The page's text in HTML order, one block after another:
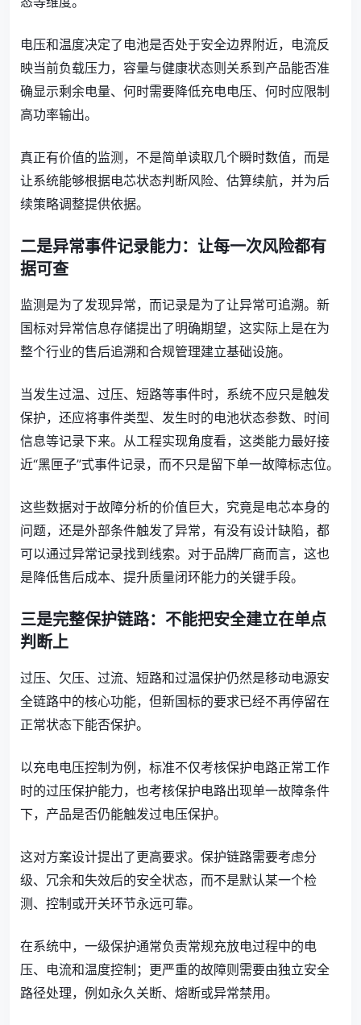
电压和温度决定了电池是否处于安全边界附近，电流反
映当前负载压力，容量与健康状态则关系到产品能否准
确显示剩余电量、何时需要降低充电电压、何时应限制
高功率输出。
真正有价值的监测，不是简单读取几个瞬时数值，而是
让系统能够根据电芯状态判断风险、估算续航，并为后
续策略调整提供依据。
二是异常事件记录能力：让每一次风险都有
据可查
监测是为了发现异常，而记录是为了让异常可追溯。新
国标对异常信息存储提出了明确期望，这实际上是在为
整个行业的售后追溯和合规管理建立基础设施。
当发生过温、过压、短路等事件时，系统不应只是触发
保护，还应将事件类型、发生时的电池状态参数、时间
信息等记录下来。从工程实现角度看，这类能力最好接
近“黑匣子”式事件记录，而不只是留下单一故障标志位。
这些数据对于故障分析的价值巨大，究竟是电芯本身的
问题，还是外部条件触发了异常，有没有设计缺陷，都
可以通过异常记录找到线索。对于品牌厂商而言，这也
是降低售后成本、提升质量闭环能力的关键手段。
三是完整保护链路：不能把安全建立在单点
判断上
过压、欠压、过流、短路和过温保护仍然是移动电源安
全链路中的核心功能，但新国标的要求已经不再停留在
正常状态下能否保护。
以充电电压控制为例，标准不仅考核保护电路正常工作
时的过压保护能力，也考核保护电路出现单一故障条件
下，产品是否仍能触发过电压保护。
这对方案设计提出了更高要求。保护链路需要考虑分
级、冗余和失效后的安全状态，而不是默认某一个检
测、控制或开关环节永远可靠。
在系统中，一级保护通常负责常规充放电过程中的电
压、电流和温度控制；更严重的故障则需要由独立安全
路径处理，例如永久关断、熔断或异常禁用。